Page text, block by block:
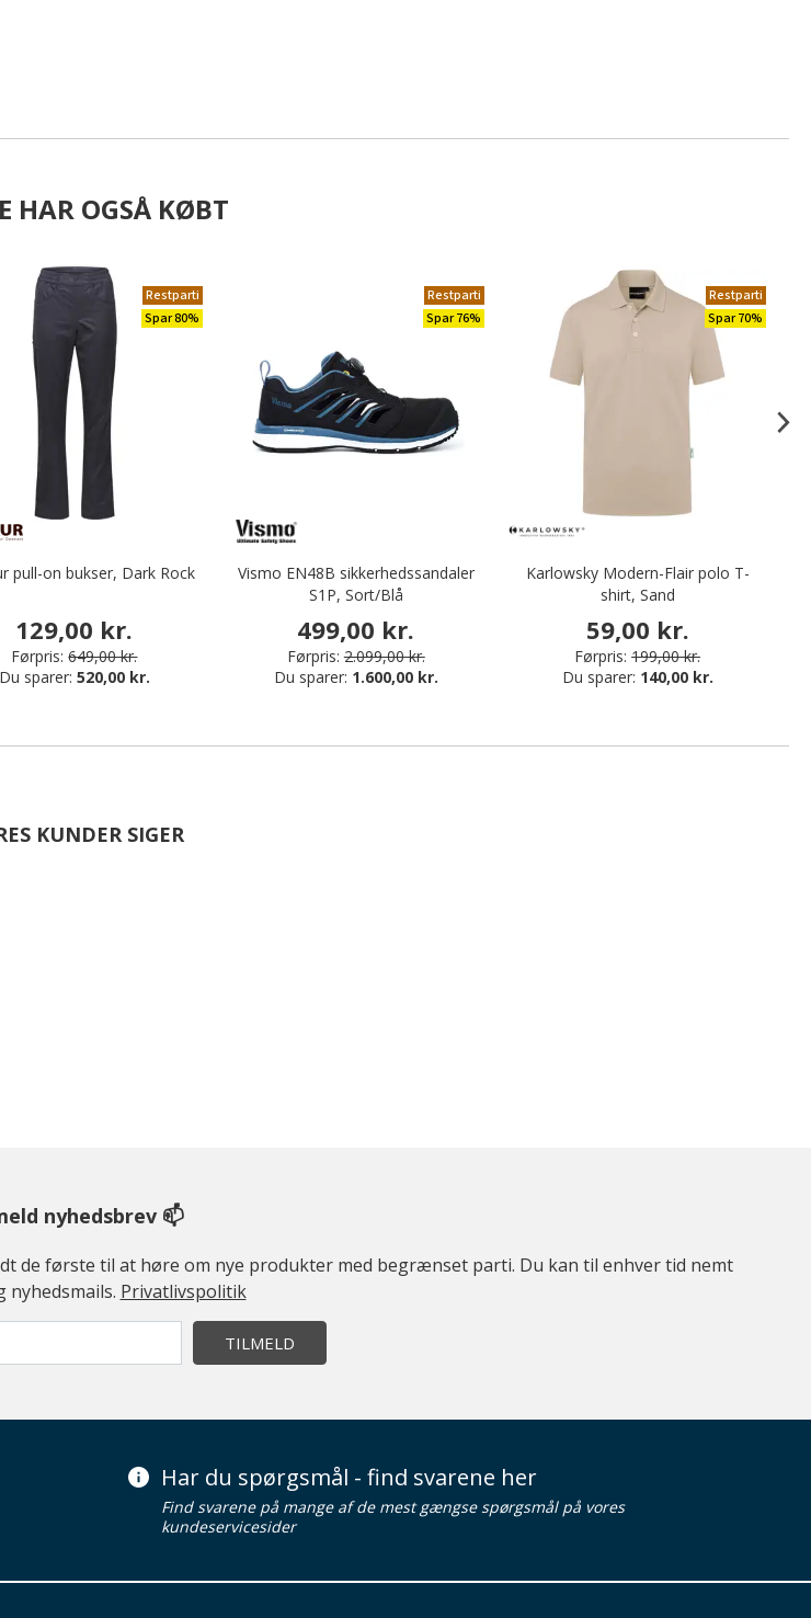
HAR OGSÅ KØBT
Restparti
Spar 80%
pull-on bukser, Dark Rock
129,00 kr.
Førpris: 649,00 kr.
Du sparer: 520,00 kr.
Restparti
Spar 76%
Vismo EN48B sikkerhedssandaler
S1P, Sort/Blå
499,00 kr.
Førpris: 2.099,00 kr.
Du sparer: 1.600,00 kr.
Restparti
Spar 70%
Karlowsky Modern-Flair polo T-
shirt, Sand
59,00 kr.
Førpris: 199,00 kr.
Du sparer: 140,00 kr.
KUNDER SIGER
nyhedsbrev 📫
de første til at høre om nye produkter med begrænset parti. Du kan til enhver tid nemt
nyhedsmails. Privatlivspolitik
TILMELD
Har du spørgsmål - find svarene her
Find svarene på mange af de mest gængse spørgsmål på vores
kundeservicesider